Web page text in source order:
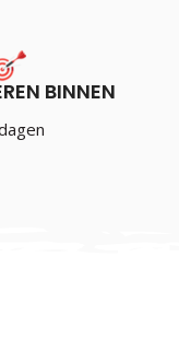
BINNEN